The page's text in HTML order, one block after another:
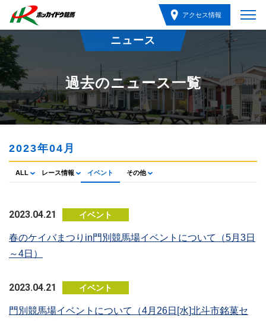
アクセス情報
ニュース
過去のニュース一覧
2023年04月
ALL レース情報 イベント その他
2023.04.21 イベント
春のケイバまつりin門別競馬場イベントについて（5月3日
～4日）
2023.04.21 イベント
門別競馬場イベントについて（4月26日[水]北斗市銘菓セ